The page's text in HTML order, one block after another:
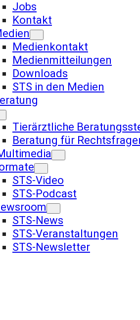
Jobs
Kontakt
Medienkontakt
Medienmitteilungen
Downloads
STS in den Medien
Tierärztliche
Beratung für
STS-Video
STS-Podcast
STS-News
STS-Veranstaltungen
STS-Newsletter